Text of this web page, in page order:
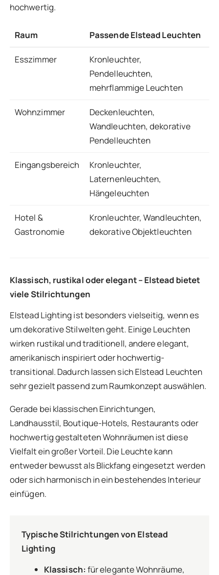
hochwertig.
Raum Passende Elstead Leuchten
Esszimmer
Kronleuchter,
Pendelleuchten,
mehrflammige Leuchten
Wohnzimmer
Deckenleuchten,
Wandleuchten, dekorative
Pendelleuchten
Eingangsbereich
Kronleuchter,
Laternenleuchten,
Hängeleuchten
Hotel &
Gastronomie
Kronleuchter, Wandleuchten,
dekorative Objektleuchten
Klassisch, rustikal oder elegant – Elstead bietet
viele Stilrichtungen
Elstead Lighting ist besonders vielseitig, wenn es
um dekorative Stilwelten geht. Einige Leuchten
wirken rustikal und traditionell, andere elegant,
amerikanisch inspiriert oder hochwertig-
transitional. Dadurch lassen sich Elstead Leuchten
sehr gezielt passend zum Raumkonzept auswählen.
Gerade bei klassischen Einrichtungen,
Landhausstil, Boutique-Hotels, Restaurants oder
hochwertig gestalteten Wohnräumen ist diese
Vielfalt ein großer Vorteil. Die Leuchte kann
entweder bewusst als Blickfang eingesetzt werden
oder sich harmonisch in ein bestehendes Interieur
einfügen.
Typische Stilrichtungen von Elstead
Lighting
Klassisch: für elegante Wohnräume,